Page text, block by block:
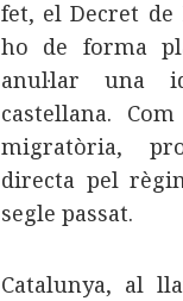
fet, el Decret de
ho de forma
anul·lar una
castellana.
migratòria,
directa pel
segle passat.
Catalunya, al